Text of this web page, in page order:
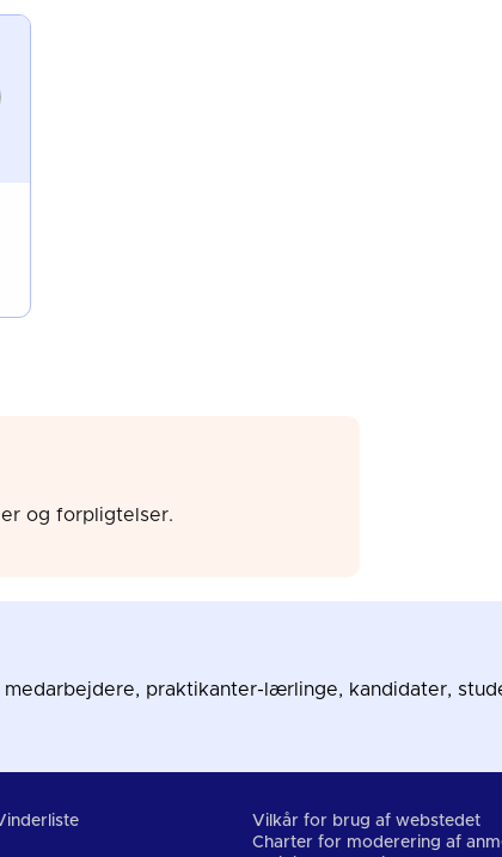
og forpligtelser.
praktikanter-lærlinge, kandidater,
Vilkår for brug af webstedet
Charter for moderering af